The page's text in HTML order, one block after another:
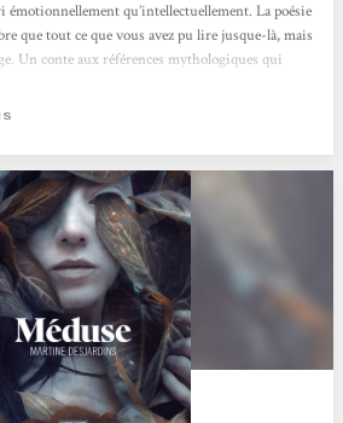
qu’intellectuellement. La poésie
que tout ce que vous avez pu lire jusque-là, mais
Un conte aux références mythologiques qui
l’enrichissement qu’elle apporte au lecteur,